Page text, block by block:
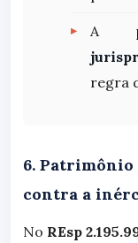
A
regra
6.
contra a
No REsp